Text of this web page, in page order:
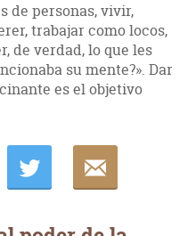
de personas, vivir,
trabajar como locos,
de verdad, lo que les
su mente?». Dar
es el objetivo